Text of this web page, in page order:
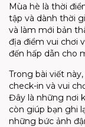
Mùa hè là thời
tập và dành thời
và làm mới bản
địa điểm vui chơi
đến hấp dẫn cho
Trong bài viết
check-in và vui
Đây là những nơi
còn giúp bạn ghi
những bức ảnh